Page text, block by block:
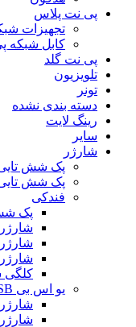
پی نت پلاس
تجهیزات
کابل شبکه
پی نت گلد
تلویزیون
تونر
دسته بندی نشده
رینگ لایت
سایر
شارژر
پک شش
پک شش
فندکی
پک
کلگی
یو اس بی USB
شارژر